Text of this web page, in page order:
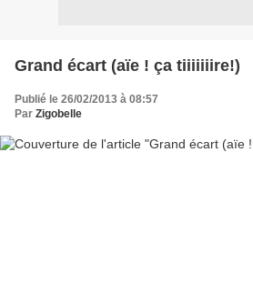
Grand écart (aïe ! ça tiiiiiiire!)
Publié le 26/02/2013 à 08:57
Par Zigobelle